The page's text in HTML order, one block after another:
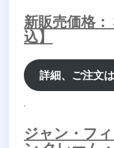
新販売価格
込】
詳細、ご注文
.
ジャン・フ